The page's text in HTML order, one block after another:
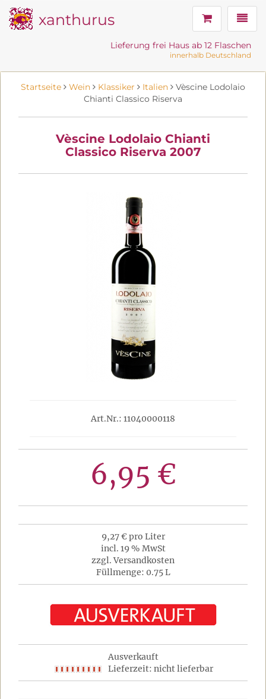
xanthurus
Lieferung frei Haus ab 12 Flaschen
innerhalb Deutschland
Startseite Wein Klassiker Italien
Vèscine Lodolaio
Chianti Classico Riserva
Vèscine Lodolaio Chianti
Classico Riserva 2007
Art.Nr.: 11040000118
6,95 €
9,27 € pro Liter
incl. 19 % MwSt
zzgl. Versandkosten
Füllmenge: 0.75 L
Ausverkauft
Lieferzeit: nicht lieferbar